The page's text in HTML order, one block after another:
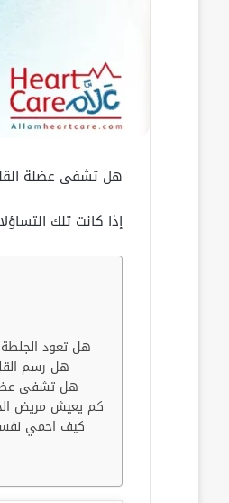
هل تشفى عضلة
إذا كانت تلك
هل تعود الجلطة
كم يعيش مريض
كيف احمي